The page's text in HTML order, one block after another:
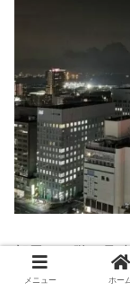
部屋は22階で見
ます。
メニュー ホー